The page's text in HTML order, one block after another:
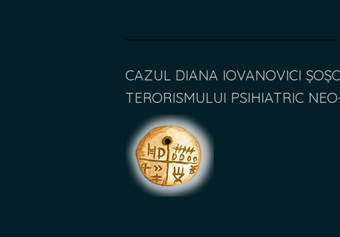
CAZUL DIANA IOVANOVICI
TERORISMULUI PSIHIATRIC